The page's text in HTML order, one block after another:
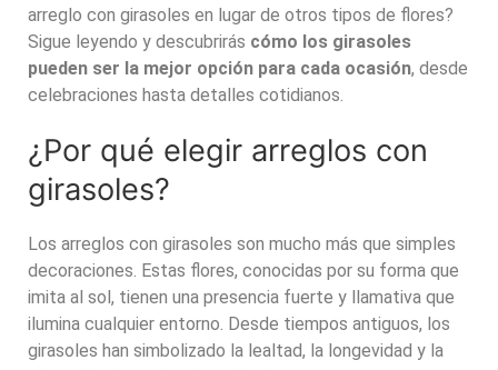
arreglo con girasoles en lugar de otros tipos de flores?
Sigue leyendo y descubrirás cómo los girasoles
pueden ser la mejor opción para cada ocasión, desde
celebraciones hasta detalles cotidianos.
¿Por qué elegir arreglos con
girasoles?
Los arreglos con girasoles son mucho más que simples
decoraciones. Estas flores, conocidas por su forma que
imita al sol, tienen una presencia fuerte y llamativa que
ilumina cualquier entorno. Desde tiempos antiguos, los
girasoles han simbolizado la lealtad, la longevidad y la